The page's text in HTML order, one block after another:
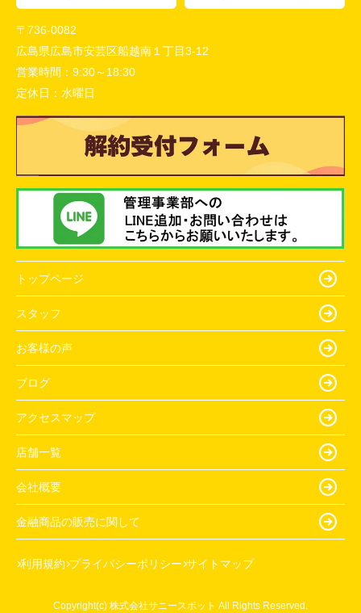
〒736-0082
広島県広島市安芸区船越南１丁目3-12
営業時間： 9:30～18:30
定休日： 水曜日
トップページ
スタッフ
お客様の声
ブログ
アクセスマップ
店舗一覧
会社概要
金融商品の販売に関して
利用規約 プライバシーポリシー サイトマップ
Copyright(c) 株式会社サニースポット All Rights Reserved.